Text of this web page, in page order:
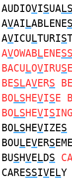
AUDIOVISUALS
AVAILABLENE
AVICULTURIS
AVOWABLENESS
BACULOVIRUSE
BESLAVERS BE
BOLSHEVISE
BOLSHEVISING
BOLSHEVIZES
BOULEVERS
BUSHVELDS
CARESSIVELY